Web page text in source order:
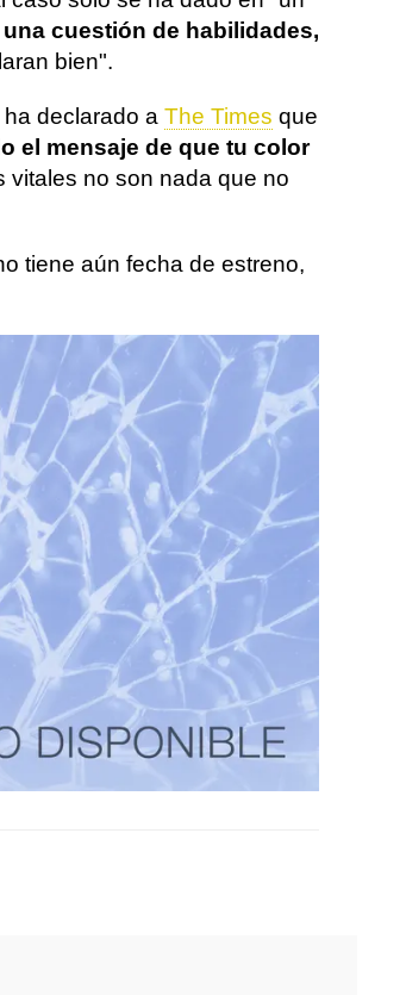
una cuestión de habilidades,
bien".
ha declarado a The Times que
el mensaje de que tu color
vitales no son nada que no
tiene aún fecha de estreno,